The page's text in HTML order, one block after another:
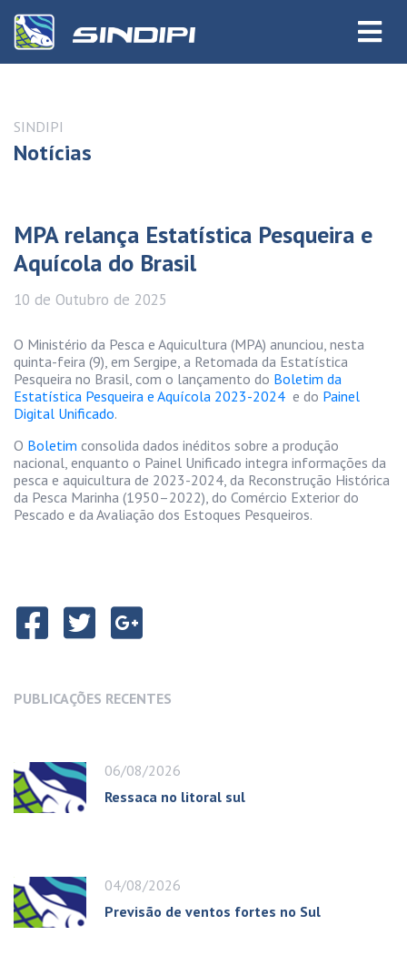
SINDIPI
Notícias
MPA relança Estatística Pesqueira e
Aquícola do Brasil
10 de Outubro de 2025
O Ministério da Pesca e Aquicultura (MPA) anunciou, nesta
quinta-feira (9), em Sergipe, a Retomada da Estatística
Pesqueira no Brasil, com o lançamento do Boletim da
Estatística Pesqueira e Aquícola 2023-2024 e do Painel
Digital Unificado.
O Boletim consolida dados inéditos sobre a produção
nacional, enquanto o Painel Unificado integra informações da
pesca e aquicultura de 2023-2024, da Reconstrução Histórica
da Pesca Marinha (1950–2022), do Comércio Exterior do
Pescado e da Avaliação dos Estoques Pesqueiros.
PUBLICAÇÕES RECENTES
06/08/2026
Ressaca no litoral sul
04/08/2026
Previsão de ventos fortes no Sul